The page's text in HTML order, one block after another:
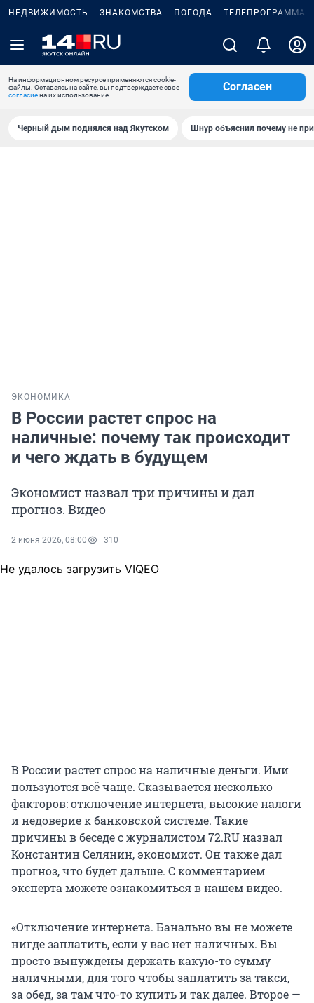
НЕДВИЖИМОСТЬ ЗНАКОМСТВА ПОГОДА ТЕЛЕПРОГРАММА
На информационном ресурсе применяются cookie-
файлы. Оставаясь на сайте, вы подтверждаете свое
согласиена их использование.
Согласен
Черный дым поднялся над Якутском Шнур объяснил почему не
ЭКОНОМИКА
В России растет спрос на
наличные: почему так происходит
и чего ждать в будущем
Экономист назвал три причины и дал
прогноз. Видео
2 июня 2026, 08:00 310
Не удалось загрузить VIQEO
В России растет спрос на наличные деньги. Ими
пользуются всё чаще. Сказывается несколько
факторов: отключение интернета, высокие налоги
и недоверие к банковской системе. Такие
причины в беседе с журналистом 72.RU назвал
Константин Селянин, экономист. Он также дал
прогноз, что будет дальше. С комментарием
эксперта можете ознакомиться в нашем видео.
«Отключение интернета. Банально вы не можете
нигде заплатить, если у вас нет наличных. Вы
просто вынуждены держать какую-то сумму
наличными, для того чтобы заплатить за такси,
за обед, за там что-то купить и так далее. Второе —